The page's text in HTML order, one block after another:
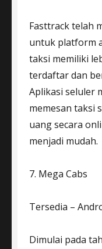
Fasttrack telah
untuk platform
taksi memiliki
terdaftar dan
Aplikasi seluler
memesan taksi
uang secara
menjadi mudah.
7. Mega Cabs
Tersedia –
Dimulai pada